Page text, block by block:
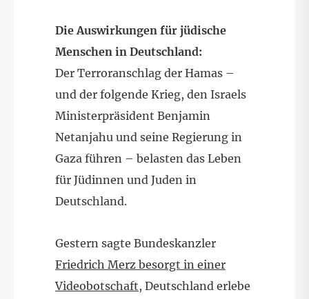
Die Auswirkungen für jüdische
Menschen in Deutschland:
Der Terroranschlag der Hamas –
und der folgende Krieg, den Israels
Ministerpräsident Benjamin
Netanjahu und seine Regierung in
Gaza führen – belasten das Leben
für Jüdinnen und Juden in
Deutschland.
Gestern sagte Bundeskanzler
Friedrich Merz besorgt in einer
Videobotschaft, Deutschland erlebe